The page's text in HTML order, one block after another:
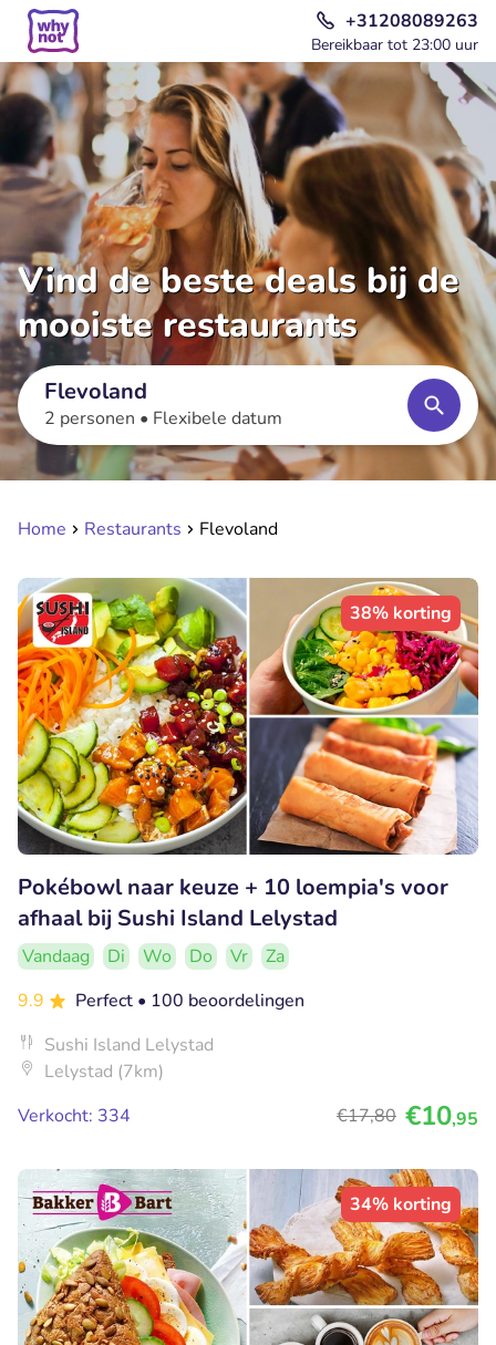
+31208089263
Bereikbaar tot 23:00 uur
Vind de beste deals bij de
mooiste restaurants
Flevoland
2 personen • Flexibele datum
Home Restaurants Flevoland
38% korting
Pokébowl naar keuze + 10 loempia's voor
afhaal bij Sushi Island Lelystad
Vandaag Di Wo Do Vr
Za
9.9
Perfect • 100 beoordelingen
Sushi Island Lelystad
Lelystad (7km)
Verkocht: 334
€17,80 €10,95
34% korting